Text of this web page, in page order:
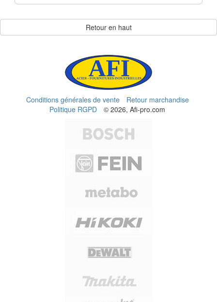
Retour en haut
Conditions générales de vente
Retour marchandise
Politique RGPD
© 2026, Afi-pro.com